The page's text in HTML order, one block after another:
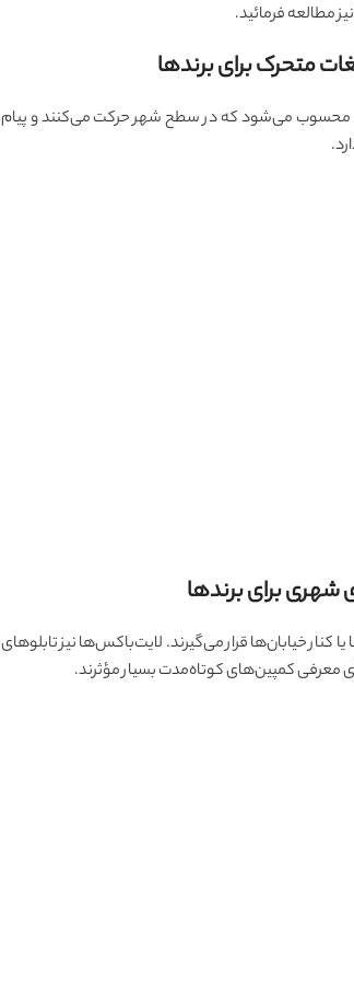
نیز مطالعه فرمائید.
محسوب می‌شود که در سطح شهر حرکت می‌کنند و پیام
کنار خیابان‌ها قرار می‌گیرند. لایت‌باکس‌ها نیز تابلوهای
معرفی کمپین‌های کوتاه‌مدت بسیار مؤثرند.